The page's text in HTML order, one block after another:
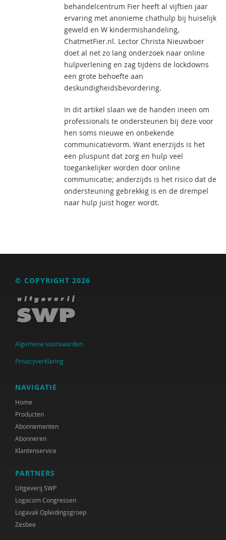
behandelcentrum Fier heeft al vijftien jaar
ervaring met anonieme chathulp bij huiselijk
geweld en W kindermishandeling,
ChatmetFier.nl. Lector Christa Nieuwboer
doet al net zo lang onderzoek naar online
hulpverlening en zag tijdens de lockdowns
een grote behoefte aan
deskundigheidsbevordering.
In dit artikel slaan we de handen ineen om
professionals te ondersteunen bij deze voor
hen soms nieuwe en onbekende
communicatievorm. Want enerzijds is het
een pluspunt dat zorg en hulp veel
toegankelijker worden door online
communicatie; anderzijds is het risico dat de
ondersteuning gebrekkig is en de drempel
naar hulp juist hoger wordt.
© COPYRIGHT 2026
Algemene voorwaarden
Privacyverklaring
NAVIGATIE
Home
Producten
Abonnementen
Abonneren
Klantenservice
PARTNERS
Uitgeverij SWP
Logacom Congressen
Logavak Opleidingsgroep
Zesbee